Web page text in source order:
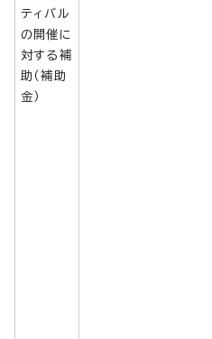
ティバル
の開催に
対する補
助（補助
金）